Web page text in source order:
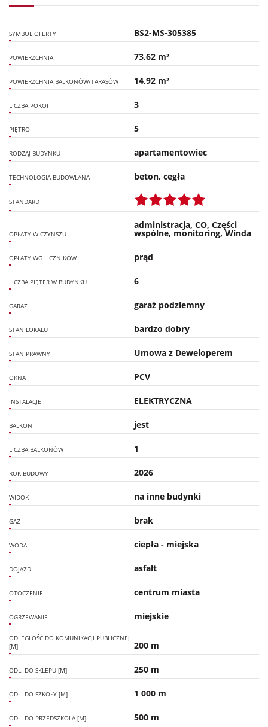
SYMBOL OFERTY BS2-MS-305385
POWIERZCHNIA 73,62 m²
POWIERZCHNIA BALKONÓW/TARASÓW 14,92 m²
LICZBA POKOI 3
PIĘTRO 5
RODZAJ BUDYNKU apartamentowiec
TECHNOLOGIA BUDOWLANA beton, cegła
STANDARD
OPŁATY W CZYNSZU
administracja, CO, Części
wspólne, monitoring, Winda
OPŁATY WG LICZNIKÓW prąd
LICZBA PIĘTER W BUDYNKU 6
GARAŻ garaż podziemny
STAN LOKALU bardzo dobry
STAN PRAWNY Umowa z Deweloperem
OKNA PCV
INSTALACJE ELEKTRYCZNA
BALKON jest
LICZBA BALKONÓW 1
ROK BUDOWY 2026
WIDOK na inne budynki
GAZ brak
WODA ciepła - miejska
DOJAZD asfalt
OTOCZENIE centrum miasta
OGRZEWANIE miejskie
ODLEGŁOŚĆ DO KOMUNIKACJI PUBLICZNEJ
[M]
200 m
ODL. DO SKLEPU [M] 250 m
ODL. DO SZKOŁY [M] 1 000 m
ODL. DO PRZEDSZKOLA [M] 500 m